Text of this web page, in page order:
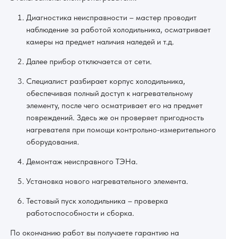
Диагностика неисправности – мастер проводит
наблюдение за работой холодильника, осматривает
камеры на предмет наличия наледей и т.д.
Далее прибор отключается от сети.
Специалист разбирает корпус холодильника,
обеспечивая полный доступ к нагревательному
элементу, после чего осматривает его на предмет
повреждений. Здесь же он проверяет пригодность
нагревателя при помощи контрольно-измерительного
оборудования.
Демонтаж неисправного ТЭНа.
Установка нового нагревательного элемента.
Тестовый пуск холодильника – проверка
работоспособности и сборка.
По окончанию работ вы получаете гарантию на